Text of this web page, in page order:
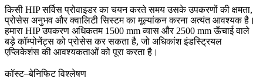
किसी HIP सर्विस प्रोवाइडर का चयन करते समय उसके उपकरणों की क्षमता,
प्रोसेस अनुभव और क्वालिटी सिस्टम का मूल्यांकन करना अत्यंत आवश्यक है।
हमारा HIP उपकरण अधिकतम 1500 mm व्यास और 2500 mm ऊँचाईवाले
बड़े कॉम्पोनेंट्स को प्रोसेस कर सकता है, जो अधिकांश इंडस्ट्रियल
एप्लिकेशंस की आवश्यकताओं को पूरा करता है।
कॉस्ट–बेनिफिट विश्लेषण